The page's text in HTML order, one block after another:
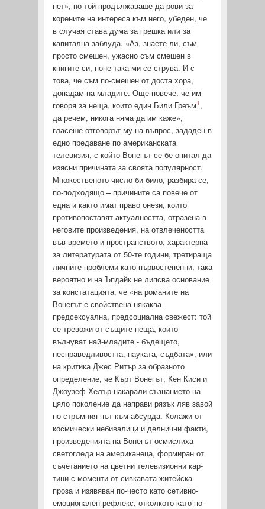
пет», но той продължаваше да рови за
корените на интереса към него, убе­ден, че
в случая става дума за грешка или за
капитална за­блуда. «Аз, знаете ли, съм
просто смешен, ужасно съм смешен в
книгите си, поне така ми се струва. И с
това, че съм по-смешен от доста хора,
допадам на младите. Още повече, че им
го­воря за неща, които един Били Греъм1 ,
да речем, никога няма да им каже»,
гласеше отговорът му на въпрос, зададен в
едно предаване по американската
телевизия, с който Вонегът се бе опитал да
изясни причината за своята популярност.
Множестве­ното число би било, разбира се,
по-подходящо – причините са повече от
една и както имат право онези, които
противо­поставят актуалността, отразена в
неговите произведения, на отвлечеността
във времето и пространството, характерна
за литературата от 50-те години, третираща
личните проблеми като първостепенни, така
вероятно и на Ъпдайк не липсва основание
за констатацията, че «на романите на
Вонегът е свойствена някаква
предсексуална, предсоциална свежест: той
се тревожи от същите неща, които
вълнуват най-младите - бъдещето,
несправедливостта, науката, съдбата», или
на кри­тика Джес Ритър за образното
определение, че Кърт Вонегът, Кен Киси и
Джоузеф Хелър накарали съзнанието на
цяло поколение да направи рязък ляв завой
по стръмния път към абсурда. Колажи от
космически небивалици и делнични факти,
произведенията на Вонегът осмислиха
светогледа на амери­канеца, формиран от
съчетанието на цветни телевизионни кар­
тини с моменти от сивкавата житейска
проза и изявяван по-често като сетивно-
емоционален рефлекс, отколкото като по­